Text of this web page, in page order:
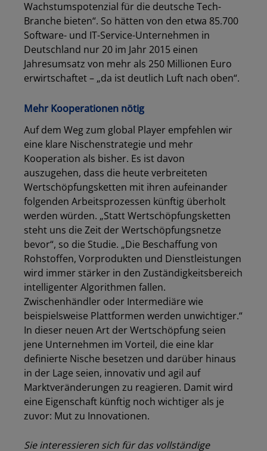
Wachstumspotenzial für die deutsche Tech-
Branche bieten“. So hätten von den etwa 85.700
Software- und IT-Service-Unternehmen in
Deutschland nur 20 im Jahr 2015 einen
Jahresumsatz von mehr als 250 Millionen Euro
erwirtschaftet – „da ist deutlich Luft nach oben“.
Mehr Kooperationen nötig
Auf dem Weg zum global Player empfehlen wir
eine klare Nischenstrategie und mehr
Kooperation als bisher. Es ist davon
auszugehen, dass die heute verbreiteten
Wertschöpfungsketten mit ihren aufeinander
folgenden Arbeitsprozessen künftig überholt
werden würden. „Statt Wertschöpfungsketten
steht uns die Zeit der Wertschöpfungsnetze
bevor“, so die Studie. „Die Beschaffung von
Rohstoffen, Vorprodukten und Dienstleistungen
wird immer stärker in den Zuständigkeitsbereich
intelligenter Algorithmen fallen.
Zwischenhändler oder Intermediäre wie
beispielsweise Plattformen werden unwichtiger.“
In dieser neuen Art der Wertschöpfung seien
jene Unternehmen im Vorteil, die eine klar
definierte Nische besetzen und darüber hinaus
in der Lage seien, innovativ und agil auf
Marktveränderungen zu reagieren. Damit wird
eine Eigenschaft künftig noch wichtiger als je
zuvor: Mut zu Innovationen.
Sie interessieren sich für das vollständige